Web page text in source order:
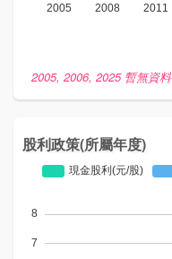
2005, 2006, 2025 暫無資料
股利政策(所屬年度)